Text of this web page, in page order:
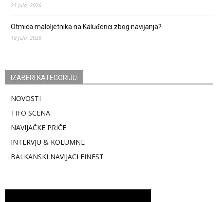
21 Jula, 2026
Otmica maloljetnika na Kaluđerici zbog navijanja?
18 Jula, 2026
IZABERI KATEGORIJU
NOVOSTI
TIFO SCENA
NAVIJAČKE PRIČE
INTERVJU & KOLUMNE
BALKANSKI NAVIJACI FINEST